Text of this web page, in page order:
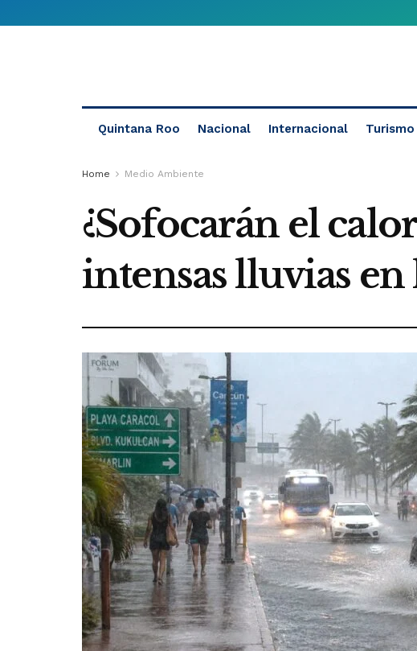
Quintana Roo Nacional Internacional Turismo
Home Medio Ambiente
¿Sofocarán el
intensas lluvias